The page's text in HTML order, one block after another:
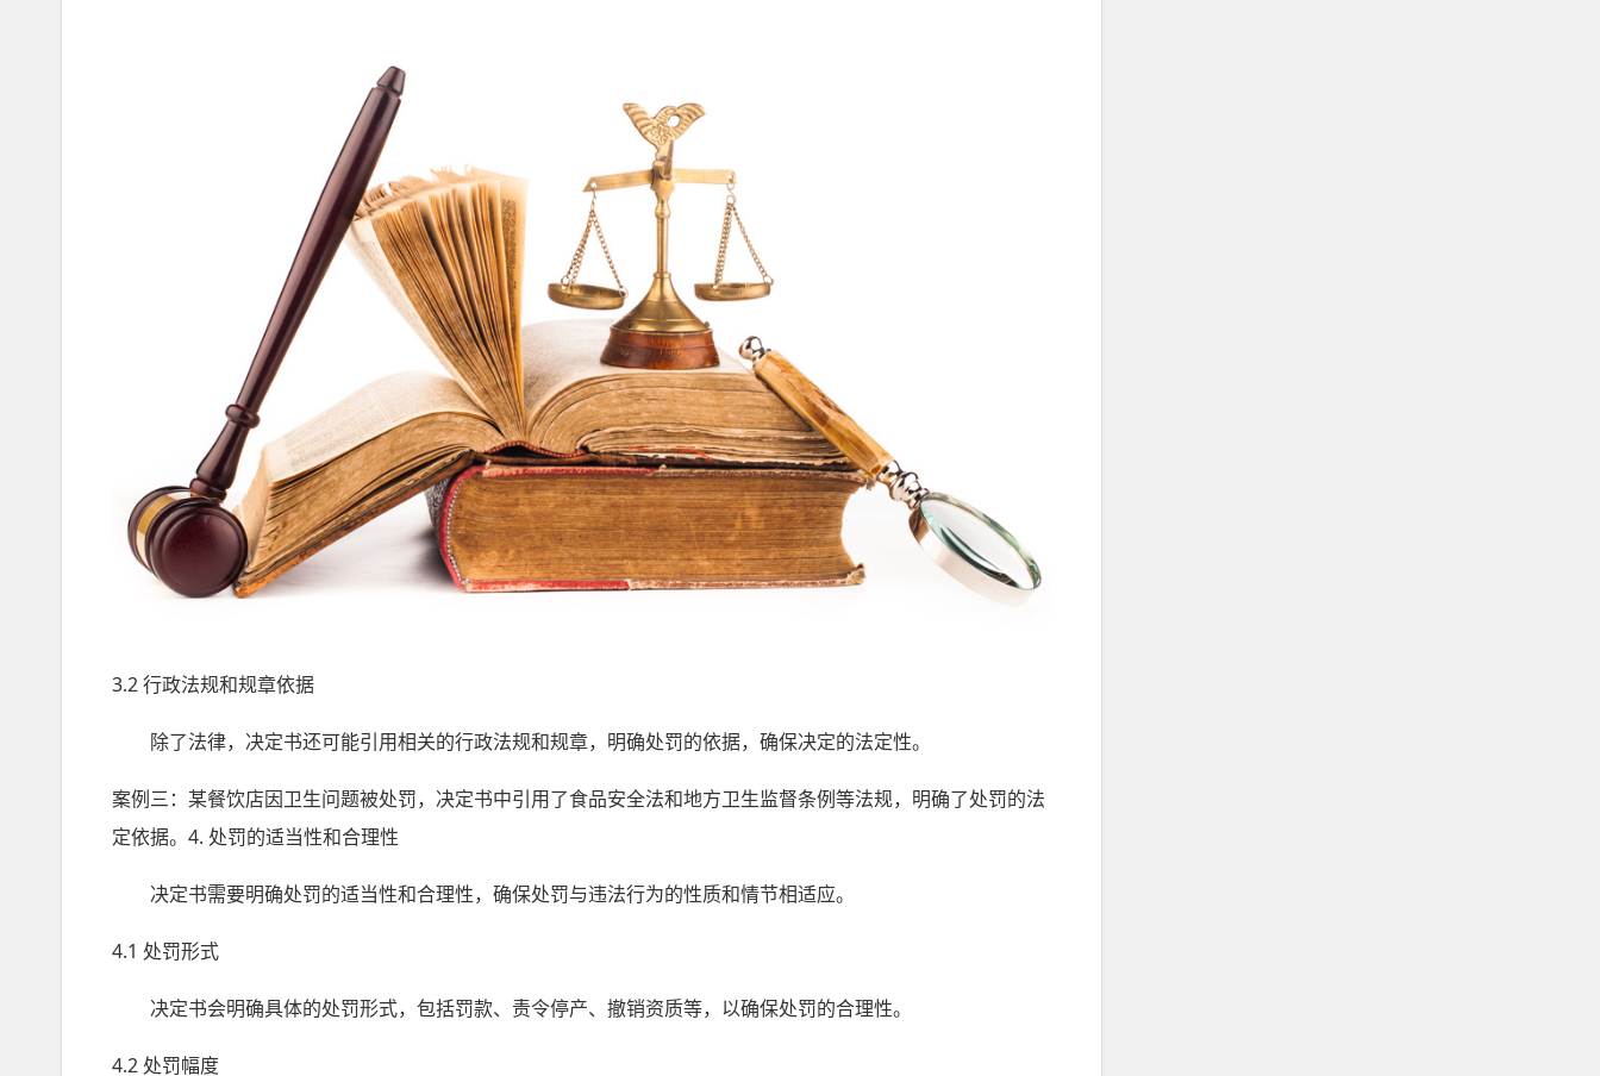
3.2 行政法规和规章依据
除了法律，决定书还可能引用相关的行政法规和规章，明确处罚的依据，确保决定的法定性。
案例三：某餐饮店因卫生问题被处罚，决定书中引用了食品安全法和地方卫生监督条例等法规，明确了处罚的法
定依据。4. 处罚的适当性和合理性
决定书需要明确处罚的适当性和合理性，确保处罚与违法行为的性质和情节相适应。
4.1 处罚形式
决定书会明确具体的处罚形式，包括罚款、责令停产、撤销资质等，以确保处罚的合理性。
4.2 处罚幅度